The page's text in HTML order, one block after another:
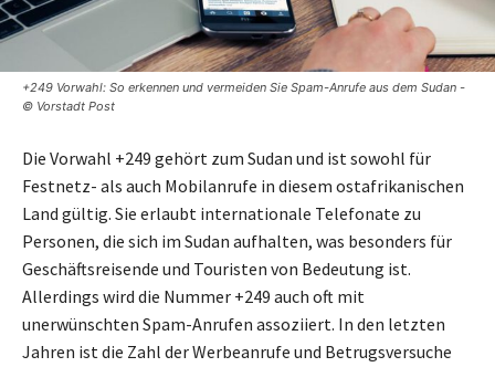
+249 Vorwahl: So erkennen und vermeiden Sie Spam-Anrufe aus dem Sudan -
© Vorstadt Post
Die Vorwahl +249 gehört zum Sudan und ist sowohl für
Festnetz- als auch Mobilanrufe in diesem ostafrikanischen
Land gültig. Sie erlaubt internationale Telefonate zu
Personen, die sich im Sudan aufhalten, was besonders für
Geschäftsreisende und Touristen von Bedeutung ist.
Allerdings wird die Nummer +249 auch oft mit
unerwünschten Spam-Anrufen assoziiert. In den letzten
Jahren ist die Zahl der Werbeanrufe und Betrugsversuche